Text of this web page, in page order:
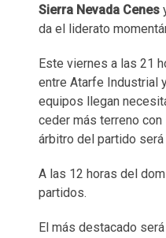
Sierra Nevada Cenes
da el liderato
Este viernes a las 21
entre Atarfe Industrial
equipos llegan
ceder más terreno con
árbitro del partido será
A las 12 horas del
partidos.
El más destacado